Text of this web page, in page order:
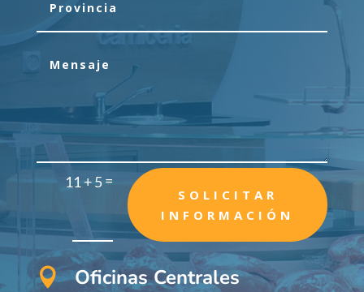
11 + 5=
SOLICITAR
INFORMACIÓN
 Oficinas Centrales